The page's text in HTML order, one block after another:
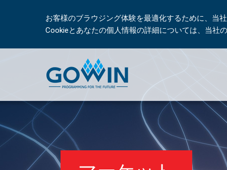
お客様のブラウジング体験を最適化するために、当
Cookieとあなたの個人情報の詳細については、当社